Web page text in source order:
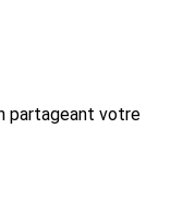
partageant votre